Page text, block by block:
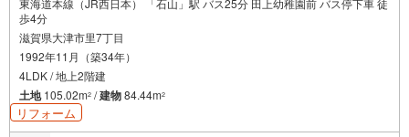
歩4分
滋賀県大津市里7丁目
1992年11月（築34年）
4LDK / 地上2階建
土地105.02m2 /建物84.44m2
リフォーム